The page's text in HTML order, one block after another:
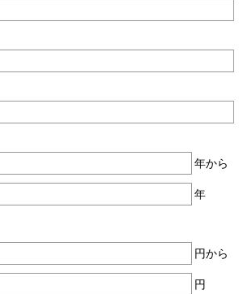
年から
年
円から
円